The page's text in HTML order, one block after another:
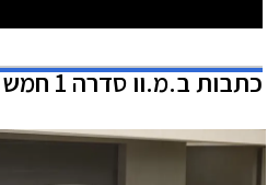
כתבותב.מ.וו סדרה 1 חמש דלתות M135i